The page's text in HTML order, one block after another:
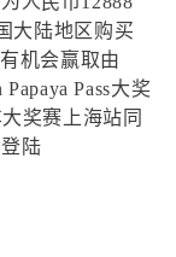
大陆地区购买
机会赢取由
Pass大奖
奖赛上海站同
陆